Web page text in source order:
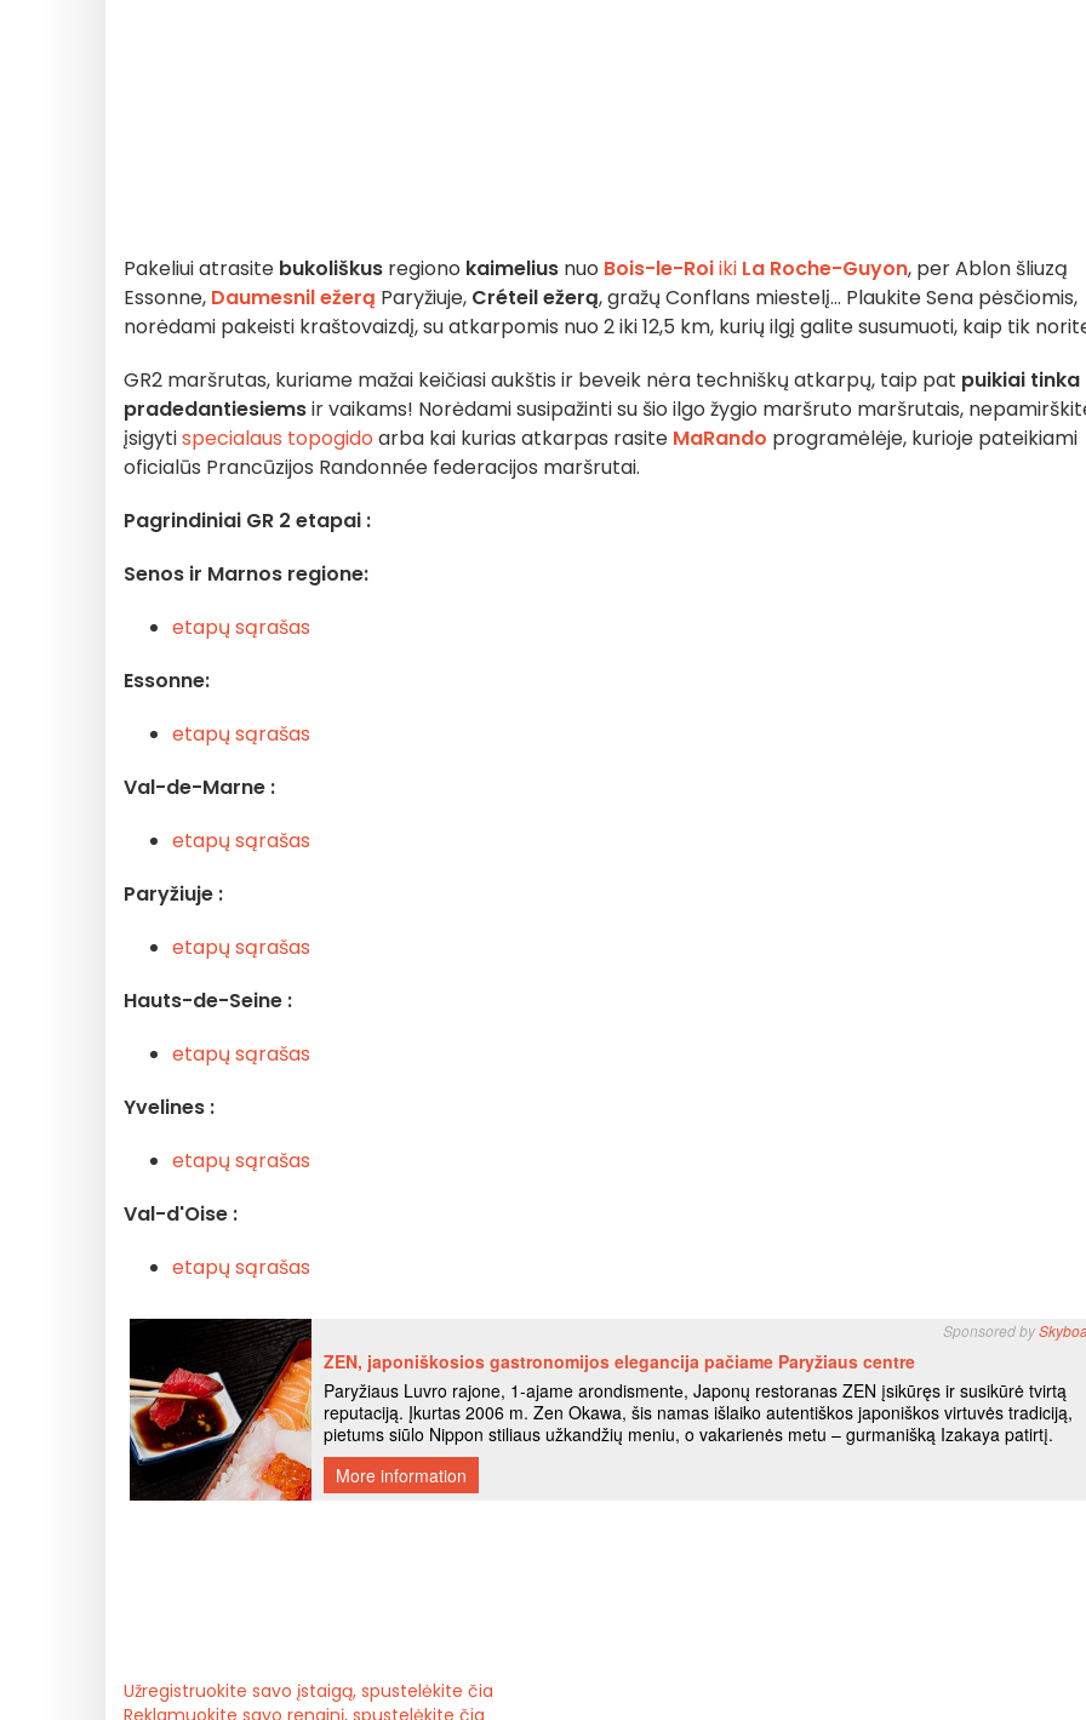
Pakeliui atrasite bukoliškus regiono kaimelius nuo Bois-le-Roiiki La Roche-Guyon, per Ablon šliuzą
Essonne, Daumesnil ežerą Paryžiuje, Créteil ežerą, gražų Conflans miestelį... Plaukite Sena pėsčiomis,
norėdami pakeisti kraštovaizdį, su atkarpomis nuo 2 iki 12,5 km, kurių ilgį galite susumuoti, kaip tik
GR2 maršrutas, kuriame mažai keičiasi aukštis ir beveik nėra techniškų atkarpų, taip pat puikiai tinka
pradedantiesiemsir vaikams! Norėdami susipažinti su šio ilgo žygio maršruto maršrutais,
įsigytispecialaus topogido arba kai kurias atkarpas rasite MaRando programėlėje, kurioje pateikiami
oficialūs Prancūzijos Randonnée federacijos maršrutai.
Pagrindiniai GR 2 etapai :
Senos ir Marnos regione:
etapų sąrašas
Essonne:
etapų sąrašas
Val-de-Marne :
etapų sąrašas
Paryžiuje :
etapų sąrašas
Hauts-de-Seine :
etapų sąrašas
Yvelines :
etapų sąrašas
Val-d'Oise :
etapų sąrašas
Užregistruokite savo įstaigą, spustelėkite čia
Reklamuokite savo renginį, spustelėkite čia